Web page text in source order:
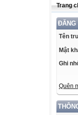
Trang
ĐĂNG
Tên
Mật
Ghi
Quên